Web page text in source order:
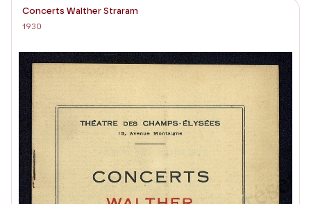
Concerts Walther Straram
1930